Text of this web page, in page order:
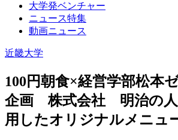
大学発ベンチャー
ニュース特集
動画ニュース
近畿大学
100円朝食×経営学部松
企画 株式会社 明治の人
用したオリジナルメニュ